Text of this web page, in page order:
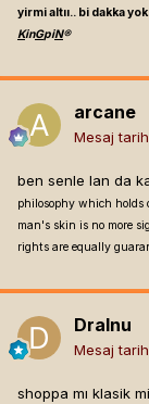
yirmi altıı.. bi dakka
KinGpiN®
arcane
Mesaj
ben senle lan da
philosophy which holds
man's skin is no more
rights are equally
Dralnu
Mesaj
shoppa mı klasik